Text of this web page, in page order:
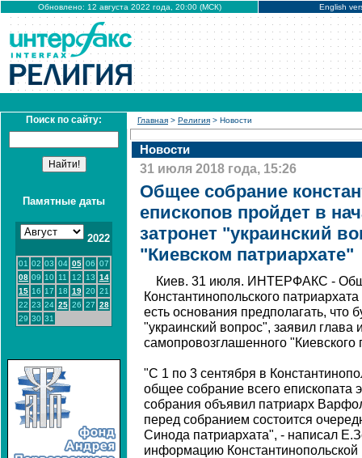
Обновлено: 12 августа 2022 года, 20:00 (МСК) English
Поиск по сайту:
Памятные даты
2022
01 02 03 04 05 06 07
08 09 10 11 12 13 14
15 16 17 18 19 20 21
22 23 24 25 26 27 28
29 30 31
Главная > Религия > Новости
Новости
31 июля 2018 года, 15:26
Общее собрание
епископов пройдет в
затронет "украинский
"Киевском патриархате"
Киев. 31 июля. ИНТЕРФАКС -
Константинопольского
есть основания предполагать, что
"украинский вопрос", заявил
самопровозглашенного "Киевского
"С 1 по 3 сентября в
общее собрание всего епископата
собрания объявил патриарх
перед собранием состоится
Синода патриархата", - написал
информацию Константинопольской